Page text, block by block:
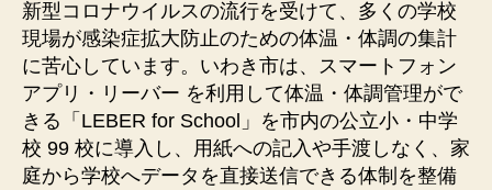
新型コロナウイルスの流行を受けて、多くの学校
現場が感染症拡大防止のための体温・体調の集計
に苦心しています。いわき市は、スマートフォン
アプリ・リーバー を利用して体温・体調管理がで
きる「LEBER for School」を市内の公立小・中学
校 99 校に導入し、用紙への記入や手渡しなく、家
庭から学校へデータを直接送信できる体制を整備